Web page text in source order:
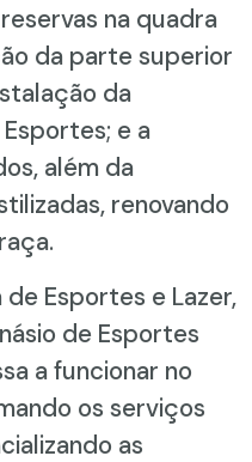
na quadra
da parte superior
da
e a
além da
renovando
Esportes e Lazer,
de Esportes
a funcionar no
os serviços
as